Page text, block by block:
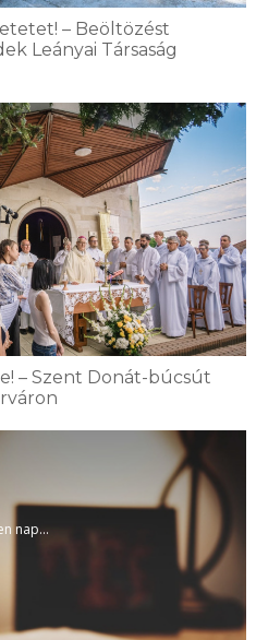
– Beöltözést
Leányai Társaság
– Szent Donát-búcsút
nap...